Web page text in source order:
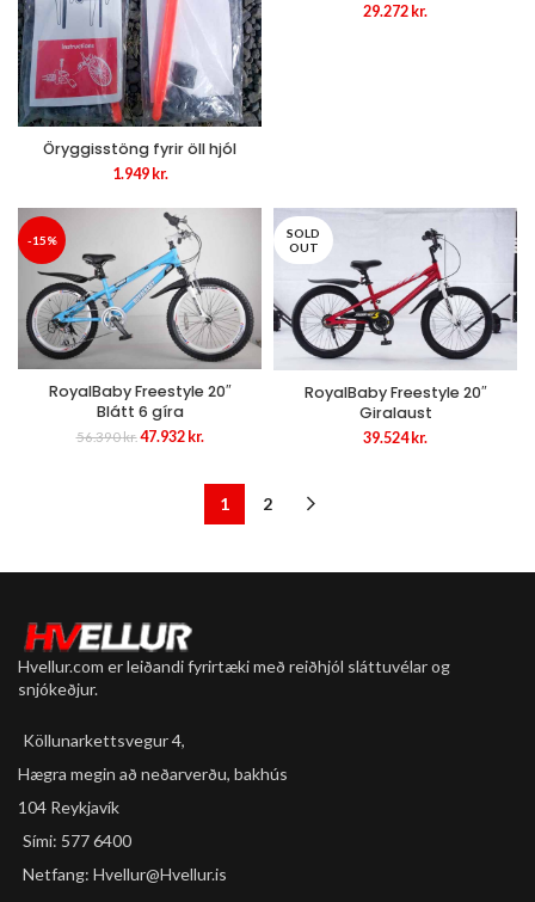
Öryggisstöng fyrir öll hjól
1.949 kr.
29.272 kr.
-15%
RoyalBaby Freestyle 20″
Blátt 6 gíra
56.390kr.Original
47.932 kr.Current
SOLD
OUT
RoyalBaby Freestyle 20″
Giralaust
39.524 kr.
1 2
Hvellur.com er leiðandi fyrirtæki með reiðhjól sláttuvélar og
snjókeðjur.
Köllunarkettsvegur 4,
Hægra megin að neðarverðu, bakhús
104 Reykjavík
Sími: 577 6400
Netfang: Hvellur@Hvellur.is